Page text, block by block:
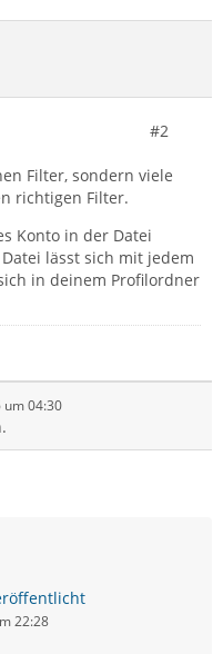
#2
Filter, sondern viele
richtigen Filter.
Konto in der Datei
lässt sich mit jedem
in deinem Profilordner
um 04:30
22:28